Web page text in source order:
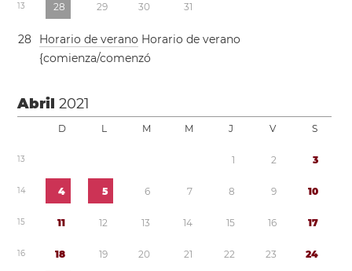
13 28 29 30 31
28 Horario de verano Horario de verano
{comienza/comenzó
Abril2021
D L M M J V S
13 1 2 3
14 4 5 6 7 8 9 10
15 11 12 13 14 15 16 17
16 18 19 20 21 22 23 24